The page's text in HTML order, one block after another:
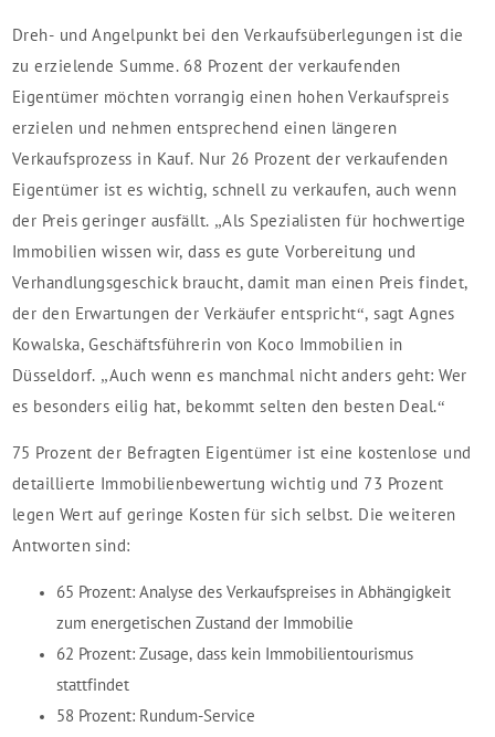
Dreh- und Angelpunkt bei den Verkaufsüberlegungen ist die
zu erzielende Summe. 68 Prozent der verkaufenden
Eigentümer möchten vorrangig einen hohen Verkaufspreis
erzielen und nehmen entsprechend einen längeren
Verkaufsprozess in Kauf. Nur 26 Prozent der verkaufenden
Eigentümer ist es wichtig, schnell zu verkaufen, auch wenn
der Preis geringer ausfällt. „Als Spezialisten für hochwertige
Immobilien wissen wir, dass es gute Vorbereitung und
Verhandlungsgeschick braucht, damit man einen Preis findet,
der den Erwartungen der Verkäufer entspricht“, sagt Agnes
Kowalska, Geschäftsführerin von Koco Immobilien in
Düsseldorf. „Auch wenn es manchmal nicht anders geht: Wer
es besonders eilig hat, bekommt selten den besten Deal.“
75 Prozent der Befragten Eigentümer ist eine kostenlose und
detaillierte Immobilienbewertung wichtig und 73 Prozent
legen Wert auf geringe Kosten für sich selbst. Die weiteren
Antworten sind:
65 Prozent: Analyse des Verkaufspreises in Abhängigkeit
zum energetischen Zustand der Immobilie
62 Prozent: Zusage, dass kein Immobilientourismus
stattfindet
58 Prozent: Rundum-Service